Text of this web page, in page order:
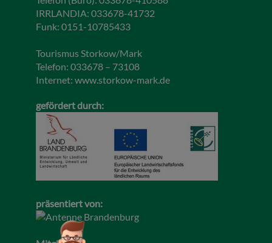
IRRLANDIA: 033678-41732
Funk: 0151-10785433
Tourismus Storkow/Mark
Telefon: 033678 – 73108
Internet: www.storkow-mark.de
gefördert durch:
präsentiert von: